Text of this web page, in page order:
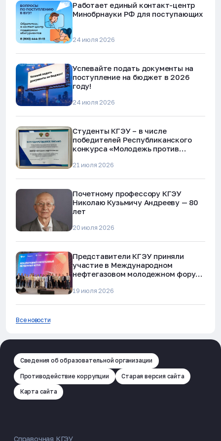
Работает единый контакт-центр
Минобрнауки РФ для поступающих
24 июля 2026
Успевайте подать документы на
поступление на бюджет в 2026
году!
24 июля 2026
Студенты КГЭУ – в числе
победителей Республиканского
конкурса «Молодежь против
мошенничества»
21 июля 2026
Почетному профессору КГЭУ
Николаю Кузьмичу Андрееву — 80
лет
20 июля 2026
Представители КГЭУ приняли
участие в Международном
нефтегазовом молодежном форуме
19 июля 2026
Все новости
Сведения об образовательной организации
Противодействие коррупции Старая версия сайта
Карта сайта
Справочная КГЭУ